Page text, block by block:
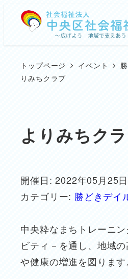
トップページ イベント
りみちクラブ
よりみちク
開催日: 2022年05月25
カテゴリー: 勝どきデイ
中央粋なまちトレーニ
ビティ－を通し、地域
や健康の増進を図ります